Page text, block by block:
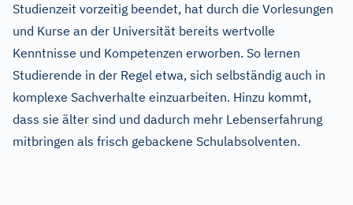
Studienzeit vorzeitig beendet, hat durch die Vorlesungen
und Kurse an der Universität bereits wertvolle
Kenntnisse und Kompetenzen erworben. So lernen
Studierende in der Regel etwa, sich selbständig auch in
komplexe Sachverhalte einzuarbeiten. Hinzu kommt,
dass sie älter sind und dadurch mehr Lebenserfahrung
mitbringen als frisch gebackene Schulabsolventen.